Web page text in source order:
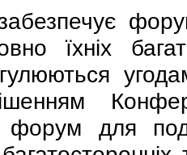
форум
їхнiх
форум для